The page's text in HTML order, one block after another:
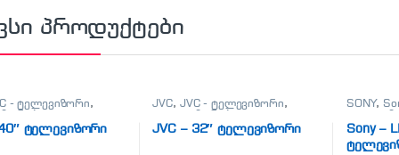
პროდუქტები
- ტელევიზორი,
პლანშეტები,
ტელევიზორი
JVC, JVC - ტელევიზორი,
ტელეფონები, პლანშეტები,
აქსესუარები,ტელევიზორი
JVC – 32″ ტელევიზორი
SONY,
Sony –